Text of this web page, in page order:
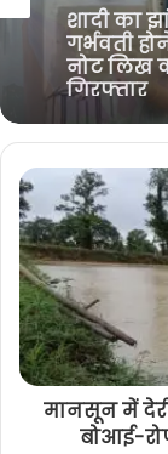
Transfer
आदेश, देखी
मानसून में
बोआई-